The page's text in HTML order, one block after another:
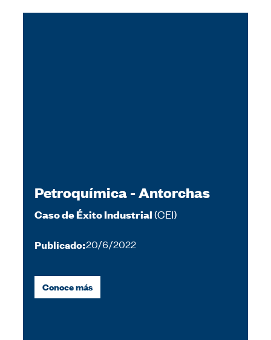
Petroquímica - Antorchas
Caso de Éxito Industrial(CEI)
Publicado:20/6/2022
Conoce más